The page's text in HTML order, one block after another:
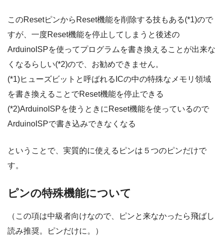
このResetピンからReset機能を削除する技もある(*1)ので
すが、一度Reset機能を停止してしまうと後述の
ArduinoISPを使ってプログラムを書き換えることが出来な
くなるらしい(*2)ので、お勧めできません。
(*1)ヒューズビットと呼ばれるICの中の特殊なメモリ領域
を書き換えることでReset機能を停止できる
(*2)ArduinoISPを使うときにReset機能を使っているので
ArduinoISPで書き込みできなくなる
ということで、実質的に使えるピンは５つのピンだけで
す。
ピンの特殊機能について
（この項は中級者向けなので、ピンと来なかったら飛ばし
読み推奨。ピンだけに。）